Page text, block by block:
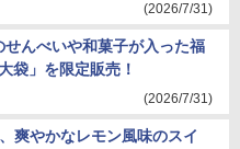
(2026/7/31)
せんべいや和菓子が入った福
袋」を限定販売！
(2026/7/31)
爽やかなレモン風味のスイ